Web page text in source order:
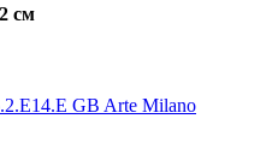
cм
GB Arte Milano